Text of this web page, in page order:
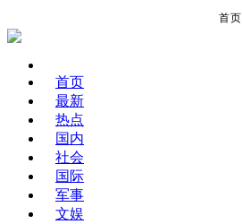
首页
首页
最新
热点
国内
社会
国际
军事
文娱